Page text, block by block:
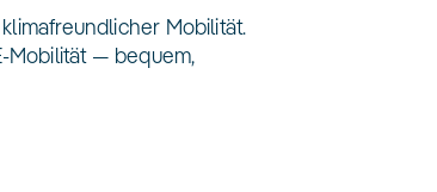
Mobilität.
Mobilität — bequem,